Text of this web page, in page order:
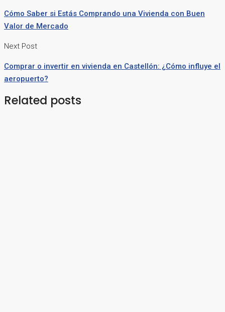
Cómo Saber si Estás Comprando una Vivienda con Buen
Valor de Mercado
Next Post
Comprar o invertir en vivienda en Castellón: ¿Cómo influye el
aeropuerto?
Related posts